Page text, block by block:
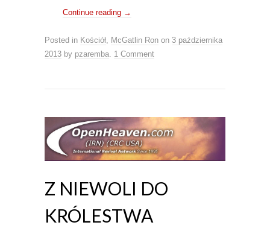
Continue reading →
Posted in Kościół, McGatlin Ron on 3 października
2013 by pzaremba. 1 Comment
Z NIEWOLI DO
KRÓLESTWA